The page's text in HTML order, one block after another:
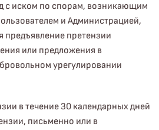
с иском по спорам, возникающим
и Администрацией,
предъявление претензии
или предложения в
урегулировании
в течение 30 календарных дней
письменно или в